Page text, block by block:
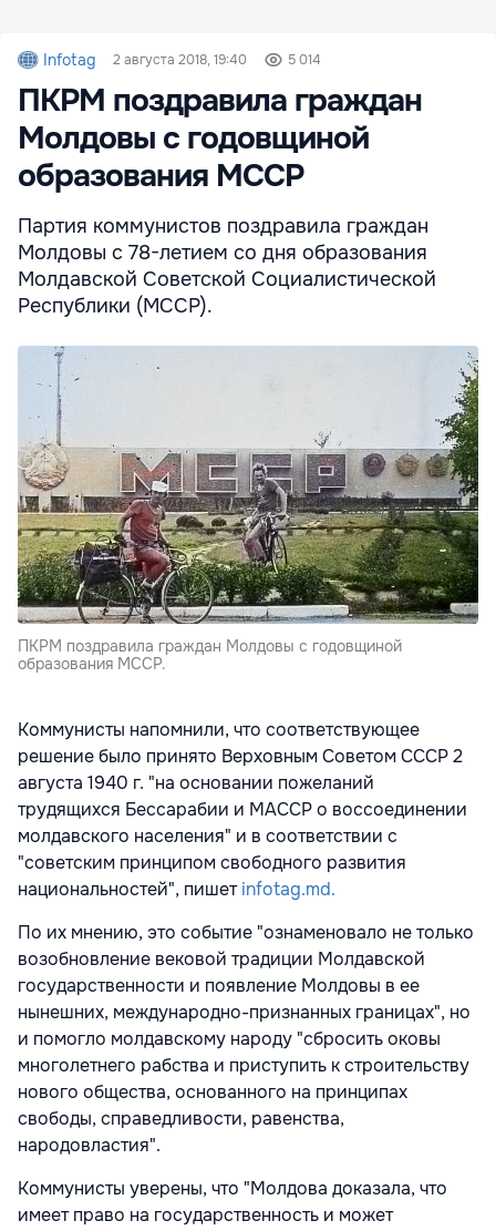
Infotag 2 августа 2018, 19:40 5 014
ПКРМ поздравила граждан
Молдовы с годовщиной
образования МССР
Партия коммунистов поздравила граждан
Молдовы с 78-летием со дня образования
Молдавской Советской Социалистической
Республики (МССР).
ПКРМ поздравила граждан Молдовы с годовщиной
образования МССР.
Коммунисты напомнили, что соответствующее
решение было принято Верховным Советом СССР 2
августа 1940 г. "на основании пожеланий
трудящихся Бессарабии и МАССР о воссоединении
молдавского населения" и в соответствии с
"советским принципом свободного развития
национальностей", пишетinfotag.md.
По их мнению, это событие "ознаменовало не только
возобновление вековой традиции Молдавской
государственности и появление Молдовы в ее
нынешних, международно-признанных границах", но
и помогло молдавскому народу "сбросить оковы
многолетнего рабства и приступить к строительству
нового общества, основанного на принципах
свободы, справедливости, равенства,
народовластия".
Коммунисты уверены, что "Молдова доказала, что
имеет право на государственность и может